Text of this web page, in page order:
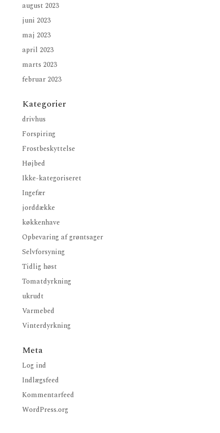
august 2023
juni 2023
maj 2023
april 2023
marts 2023
februar 2023
Kategorier
drivhus
Forspiring
Frostbeskyttelse
Højbed
Ikke-kategoriseret
Ingefær
jorddække
køkkenhave
Opbevaring af grøntsager
Selvforsyning
Tidlig høst
Tomatdyrkning
ukrudt
Varmebed
Vinterdyrkning
Meta
Log ind
Indlægsfeed
Kommentarfeed
WordPress.org